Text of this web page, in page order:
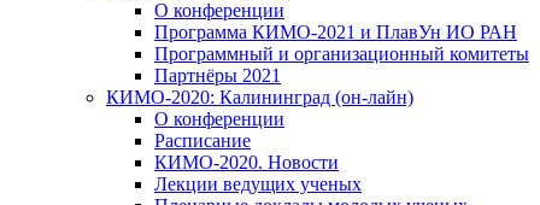
О конференции
Программа КИМО-2021 и ПлавУн ИО РАН
Программный и организационный комитеты
Партнёры 2021
КИМО-2020: Калининград (он-лайн)
О конференции
Расписание
КИМО-2020. Новости
Лекции ведущих ученых